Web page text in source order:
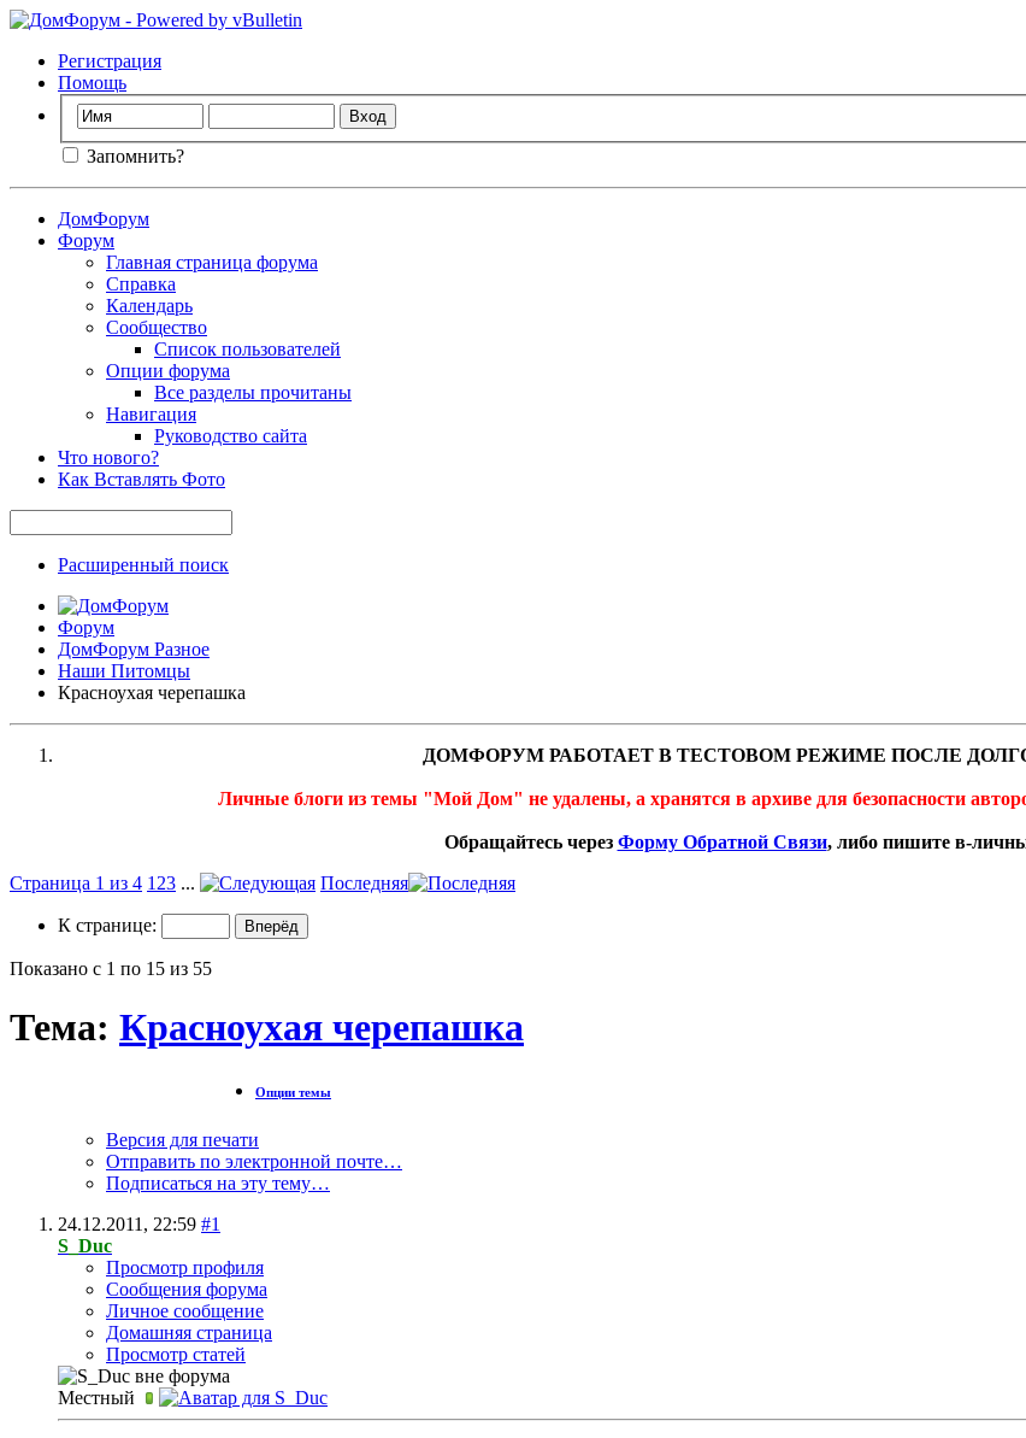
Регистрация
Помощь
Запомнить?
ДомФорум
Форум
Главная страница форума
Справка
Календарь
Сообщество
Список пользователей
Опции форума
Все разделы прочитаны
Навигация
Руководство сайта
Что нового?
Как Вставлять Фото
Расширенный поиск
Форум
ДомФорум Разное
Наши Питомцы
Красноухая черепашка
ДОМФОРУМ РАБОТАЕТ В ТЕСТОВОМ РЕЖИМЕ ПОСЛЕ
Личные блоги из темы "Мой Дом" не удалены, а хранятся в архиве для
Обращайтесь через Форму Обратной Связи, либо пишите в-
Страница 1 из 4 1 23 ... Последняя
К странице:
Показано с 1 по 15 из 55
Тема: Красноухая черепашка
Опции темы
Версия для печати
Отправить по электронной почте…
Подписаться на эту тему…
24.12.2011, 22:59 #1
S_Duc
Просмотр профиля
Сообщения форума
Личное сообщение
Домашняя страница
Просмотр статей
Местный